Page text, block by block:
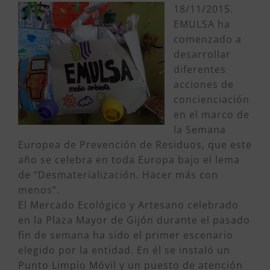
18/11/2015.
EMULSA ha
comenzado a
desarrollar
diferentes
acciones de
concienciación
en el marco de
la Semana
Europea de Prevención de Residuos, que este
año se celebra en toda Europa bajo el lema
de “Desmaterialización. Hacer más con
menos”.
El Mercado Ecológico y Artesano celebrado
en la Plaza Mayor de Gijón durante el pasado
fin de semana ha sido el primer escenario
elegido por la entidad. En él se instaló un
Punto Limpio Móvil y un puesto de atención